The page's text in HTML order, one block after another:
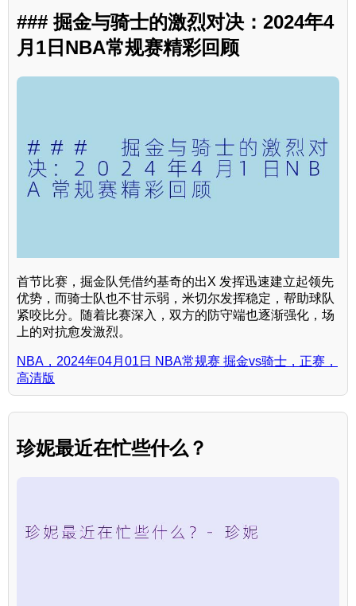
### 掘金与骑士的激烈对决：2024年4
月1日NBA常规赛精彩回顾
首节比赛，掘金队凭借约基奇的出X 发挥迅速建立起领先
优势，而骑士队也不甘示弱，米切尔发挥稳定，帮助球队
紧咬比分。随着比赛深入，双方的防守端也逐渐强化，场
上的对抗愈发激烈。
NBA，2024年04月01日 NBA常规赛 掘金vs骑士，正赛，
高清版
珍妮最近在忙些什么？